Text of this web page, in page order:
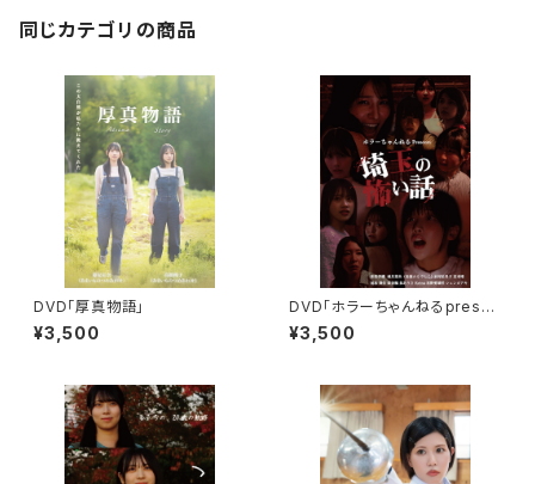
同じカテゴリの商品
DVD「厚真物語」
¥3,500
DVD「ホラーちゃんねるpresen
ts埼玉の怖い話」
¥3,500